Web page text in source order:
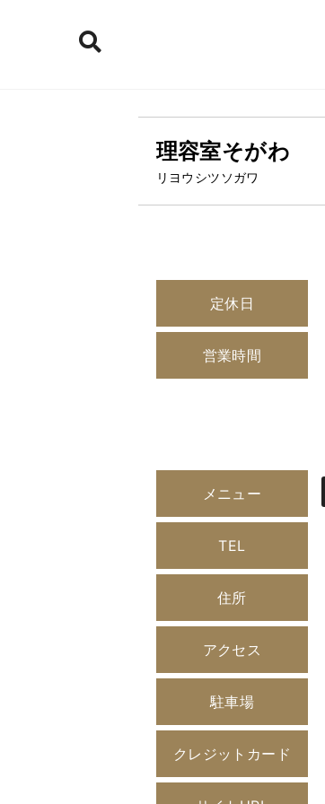
理容室そがわ
リヨウシツソガワ
定休日
営業時間
メニュー
TEL
住所
アクセス
駐車場
クレジットカード